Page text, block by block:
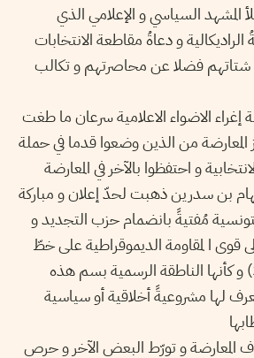
المشهد السياسي و الإعلامي الذي
و دعاةُ مقاطعة الانتخابات
فضلا عن محاصرتهم و تكالب
إغراء الاضواء الاعلامية سرعان ما طغت
من الذين وضعوا قدما في حملة
و احتفظوا بالآخر في المعارضة
بن سدرين ذهبت لحدّ إعلان و مباركة
مُفتيةً بانضمام حزب التجديد و
إلى قوى ا لمقاومة الديموقراطية على خطّ
القطيعة مع النظام (3) و كأنها الناطقة الرسمية بسم هذه
لها مشروعيةً أخلاقية أو سياسية
المعارضة و تورّط البعض الآخر و حرص